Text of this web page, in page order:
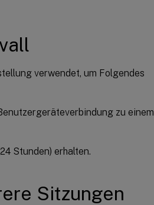
verwendet, um Folgendes
zu einem
Stunden) erhalten.
Sitzungen